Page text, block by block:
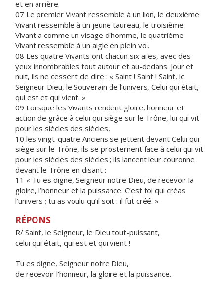
et en arrière.
07 Le premier Vivant ressemble à un lion, le deuxième
Vivant ressemble à un jeune taureau, le troisième
Vivant a comme un visage d’homme, le quatrième
Vivant ressemble à un aigle en plein vol.
08 Les quatre Vivants ont chacun six ailes, avec des
yeux innombrables tout autour et au-dedans. Jour et
nuit, ils ne cessent de dire : « Saint ! Saint ! Saint, le
Seigneur Dieu, le Souverain de l’univers, Celui qui était,
qui est et qui vient. »
09 Lorsque les Vivants rendent gloire, honneur et
action de grâce à celui qui siège sur le Trône, lui qui vit
pour les siècles des siècles,
10 les vingt-quatre Anciens se jettent devant Celui qui
siège sur le Trône, ils se prosternent face à celui qui vit
pour les siècles des siècles ; ils lancent leur couronne
devant le Trône en disant :
11 « Tu es digne, Seigneur notre Dieu, de recevoir la
gloire, l’honneur et la puissance. C’est toi qui créas
l’univers ; tu as voulu qu’il soit : il fut créé. »
RÉPONS
R/ Saint, le Seigneur, le Dieu tout-puissant,
celui qui était, qui est et qui vient !
Tu es digne, Seigneur notre Dieu,
de recevoir l'honneur, la gloire et la puissance.